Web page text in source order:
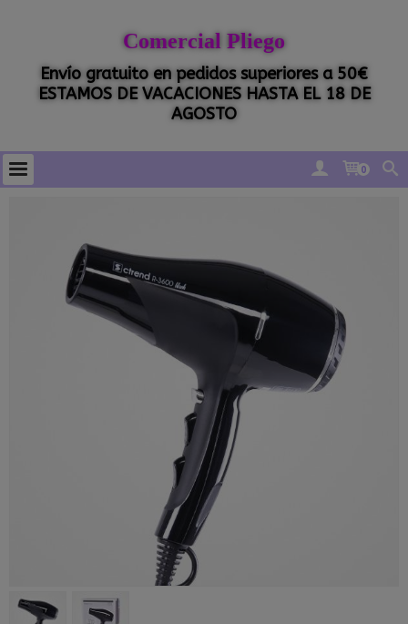
Comercial Pliego
Envío gratuito en pedidos superiores a 50€
ESTAMOS DE VACACIONES HASTA EL 18 DE
AGOSTO
0